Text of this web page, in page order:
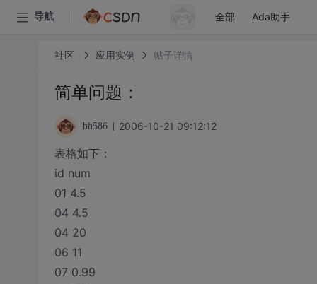
导航 全部 Ada助手
社区 应用实例 帖子详情
简单问题：
bh586 2006-10-21 09:12:12
表格如下：
id num
01 4.5
04 4.5
04 20
06 11
07 0.99